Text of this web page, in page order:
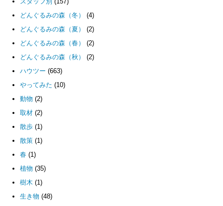
どんぐるみの森（冬）
(4)
どんぐるみの森（夏）
(2)
どんぐるみの森（春）
(2)
どんぐるみの森（秋）
(2)
ハウツー (663)
やってみた (10)
動物 (2)
取材 (2)
散歩 (1)
散策 (1)
春 (1)
植物 (35)
樹木 (1)
生き物 (48)